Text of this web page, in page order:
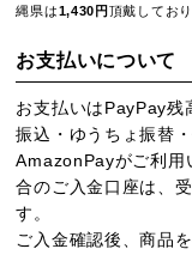
縄県は1,430円 頂戴しており
お支払いについて
お支払いはPayPay残
振込・ゆうちょ振替
AmazonPayがご利用
合のご入金口座は、
す。
ご入金確認後、商品